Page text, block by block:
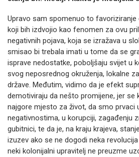
Upravo sam spomenuo to
koji bih izdvojio kao fenomen za ovu
negativnih pojava, koja se izražava u
smisao bi trebala imati u tome da se
isprave nedostatke, poboljšaju svijet u
svog neposrednog okruženja, lokalne
države. Međutim, vidimo da je efekt
demotiviraju da nešto promijene, jer se
najgore mjesto za život, da smo prvaci
negativnostima, u korupciji, zagađenju
gubitnici, te da je, na kraju krajeva,
izuzev ako se ne dogodi neka
neki kolonijalni upravitelj ne preuzme